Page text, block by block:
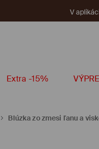
V
Extra -15%
Blúzka zo zmesi ľanu a